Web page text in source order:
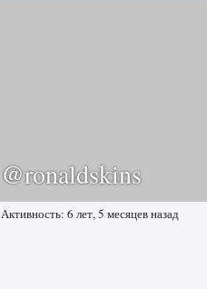
@ronaldskins
Активность: 6 лет, 5 месяцев назад